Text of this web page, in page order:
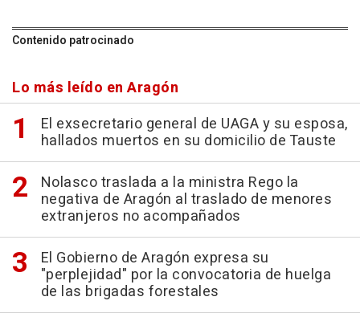
Contenido patrocinado
Lo más leído en Aragón
El exsecretario general de UAGA y su esposa,
hallados muertos en su domicilio de Tauste
Nolasco traslada a la ministra Rego la
negativa de Aragón al traslado de menores
extranjeros no acompañados
El Gobierno de Aragón expresa su
"perplejidad" por la convocatoria de huelga
de las brigadas forestales